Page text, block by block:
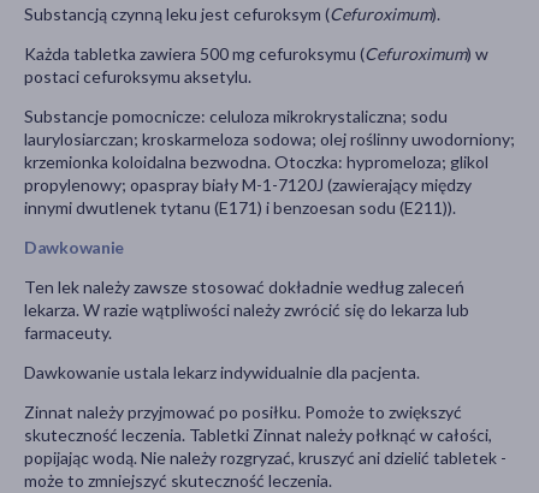
Substancją czynną leku jest cefuroksym (Cefuroximum).
Każda tabletka zawiera 500 mg cefuroksymu (Cefuroximum) w
postaci cefuroksymu aksetylu.
Substancje pomocnicze: celuloza mikrokrystaliczna; sodu
laurylosiarczan; kroskarmeloza sodowa; olej roślinny uwodorniony;
krzemionka koloidalna bezwodna. Otoczka: hypromeloza; glikol
propylenowy; opaspray biały M-1-7120J (zawierający między
innymi dwutlenek tytanu (E171) i benzoesan sodu (E211)).
Dawkowanie
Ten lek należy zawsze stosować dokładnie według zaleceń
lekarza. W razie wątpliwości należy zwrócić się do lekarza lub
farmaceuty.
Dawkowanie ustala lekarz indywidualnie dla pacjenta.
Zinnat należy przyjmować po posiłku. Pomoże to zwiększyć
skuteczność leczenia. Tabletki Zinnat należy połknąć w całości,
popijając wodą. Nie należy rozgryzać, kruszyć ani dzielić tabletek -
może to zmniejszyć skuteczność leczenia.